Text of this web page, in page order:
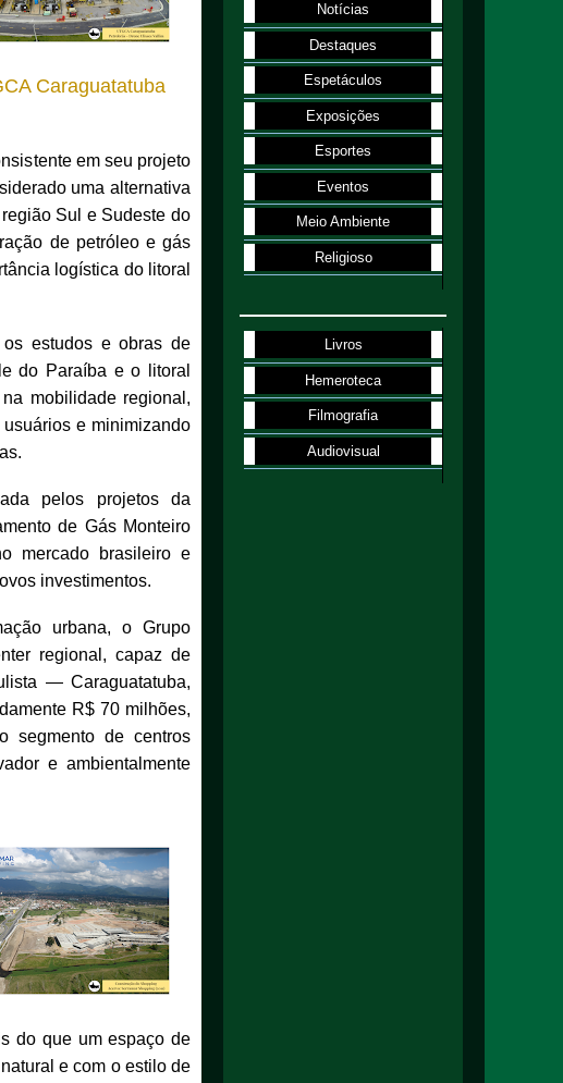
Caraguatatuba
em seu projeto
uma alternativa
Sul e Sudeste do
de petróleo e gás
logística do litoral
estudos e obras de
do Paraíba e o litoral
mobilidade regional,
e minimizando
pelos projetos da
de Gás Monteiro
mercado brasileiro e
investimentos.
urbana, o Grupo
regional, capaz de
— Caraguatatuba,
R$ 70 milhões,
segmento de centros
e ambientalmente
do que um espaço de
e com o estilo de
Notícias
Destaques
Espetáculos
Exposições
Esportes
Eventos
Meio Ambiente
Religioso
Livros
Hemeroteca
Filmografia
Audiovisual